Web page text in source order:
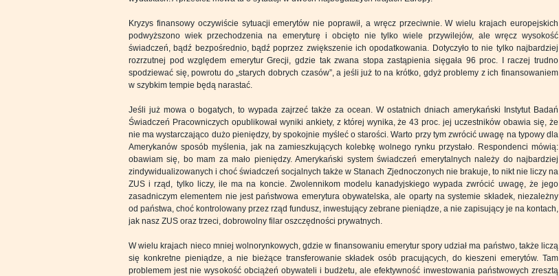
Kryzys finansowy oczywiście sytuacji emerytów nie poprawił, a wręcz przeciwnie. W wielu krajach europejskich
podwyższono wiek przechodzenia na emeryturę i obcięto nie tylko wiele przywilejów, ale wręcz wysokość
świadczeń, bądź bezpośrednio, bądź poprzez zwiększenie ich opodatkowania. Dotyczyło to nie tylko najbardziej
rozrzutnej pod względem emerytur Grecji, gdzie tak zwana stopa zastąpienia sięgała 96 proc. I raczej trudno
spodziewać się, powrotu do „starych dobrych czasów”, a jeśli już to na krótko, gdyż problemy z ich finansowaniem
w szybkim tempie będą narastać.
Jeśli już mowa o bogatych, to wypada zajrzeć także za ocean. W ostatnich dniach amerykański Instytut Badań
Świadczeń Pracowniczych opublikował wyniki ankiety, z której wynika, że 43 proc. jej uczestników obawia się, że
nie ma wystarczająco dużo pieniędzy, by spokojnie myśleć o starości. Warto przy tym zwrócić uwagę na typowy dla
Amerykanów sposób myślenia, jak na zamieszkujących kolebkę wolnego rynku przystało. Respondenci mówią:
obawiam się, bo mam za mało pieniędzy. Amerykański system świadczeń emerytalnych należy do najbardziej
zindywidualizowanych i choć świadczeń socjalnych także w Stanach Zjednoczonych nie brakuje, to nikt nie liczy na
ZUS i rząd, tylko liczy, ile ma na koncie. Zwolennikom modelu kanadyjskiego wypada zwrócić uwagę, że jego
zasadniczym elementem nie jest państwowa emerytura obywatelska, ale oparty na systemie składek, niezależny
od państwa, choć kontrolowany przez rząd fundusz, inwestujący zebrane pieniądze, a nie zapisujący je na kontach,
jak nasz ZUS oraz trzeci, dobrowolny filar oszczędności prywatnych.
W wielu krajach nieco mniej wolnorynkowych, gdzie w finansowaniu emerytur spory udział ma państwo, także liczą
się konkretne pieniądze, a nie bieżące transferowanie składek osób pracujących, do kieszeni emerytów. Tam
problemem jest nie wysokość obciążeń obywateli i budżetu, ale efektywność inwestowania państwowych zresztą